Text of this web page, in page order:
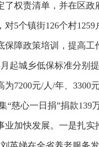
了权责清单，并在区
对5个镇街126个村
保障政策培训，提高
起城乡低保标准分别
为7200元/人/年、3300
“慈心一日捐”捐款139万
业加快发展。一是扎